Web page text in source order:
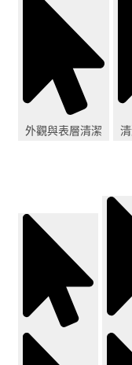
外觀與表層清潔